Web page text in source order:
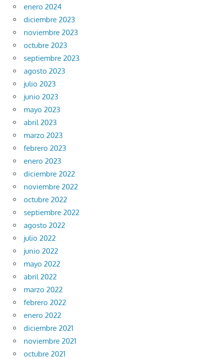
enero 2024
diciembre 2023
noviembre 2023
octubre 2023
septiembre 2023
agosto 2023
julio 2023
junio 2023
mayo 2023
abril 2023
marzo 2023
febrero 2023
enero 2023
diciembre 2022
noviembre 2022
octubre 2022
septiembre 2022
agosto 2022
julio 2022
junio 2022
mayo 2022
abril 2022
marzo 2022
febrero 2022
enero 2022
diciembre 2021
noviembre 2021
octubre 2021